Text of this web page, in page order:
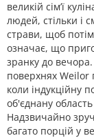
великій сім’ї
людей, стільки і
страви, щоб потім
означає, що
зранку до
поверхнях Weilor
коли індукційну
об'єднану
Надзвичайно
багато порцій у